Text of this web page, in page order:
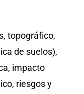
topográfico,
de suelos),
impacto
riesgos y